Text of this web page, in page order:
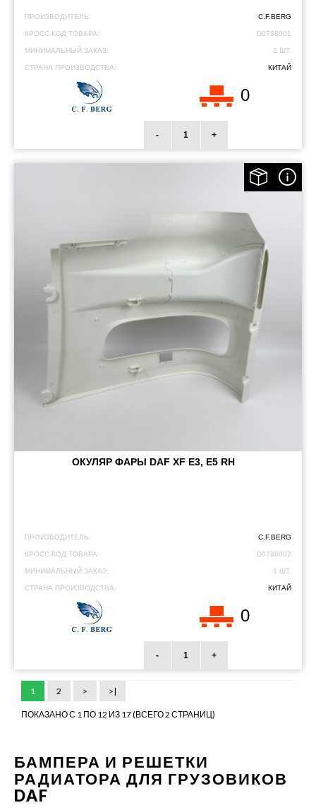
ПРОИЗВОДИТЕЛЬ: C.F.BERG
КРОСС-КОД ТОВАРА: D0788001
МИНИМАЛЬНЫЙ ЗАКАЗ: 1 ШТ.
СТРАНА ПРОИЗВОДСТВА: КИТАЙ
0
- +
ОКУЛЯР ФАРЫ DAF XF E3, E5 RH
ПРОИЗВОДИТЕЛЬ: C.F.BERG
КРОСС-КОД ТОВАРА: D0788002
МИНИМАЛЬНЫЙ ЗАКАЗ: 1 ШТ.
СТРАНА ПРОИЗВОДСТВА: КИТАЙ
0
- +
1 2 > >|
ПОКАЗАНО С 1 ПО 12 ИЗ 17 (ВСЕГО 2 СТРАНИЦ)
БАМПЕРА И РЕШЕТКИ
РАДИАТОРА ДЛЯ ГРУЗОВИКОВ
DAF